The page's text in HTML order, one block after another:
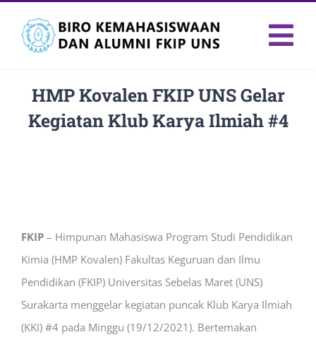
content
HMP Kovalen FKIP UNS Gelar
Kegiatan Klub Karya Ilmiah #4
FKIP– Himpunan Mahasiswa Program Studi Pendidikan
Kimia (HMP Kovalen) Fakultas Keguruan dan Ilmu
Pendidikan (FKIP) Universitas Sebelas Maret (UNS)
Surakarta menggelar kegiatan puncak Klub Karya Ilmiah
(KKI) #4 pada Minggu (19/12/2021). Bertemakan